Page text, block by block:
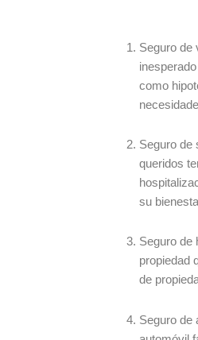
Seguro de
como
Seguro de
queridos
su
Seguro de
propiedad
de
Seguro de